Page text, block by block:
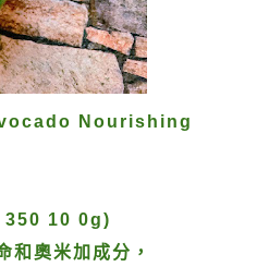
Nourishing
10 0g)
和奧米加成分，